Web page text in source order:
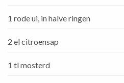
1 rode ui, in halve ringen
2 el citroensap
1 tl mosterd